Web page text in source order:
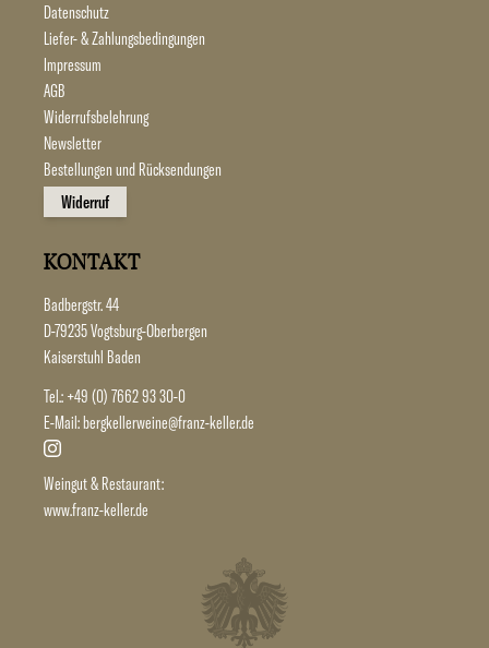
Datenschutz
Liefer- & Zahlungsbedingungen
Impressum
AGB
Widerrufsbelehrung
Newsletter
Bestellungen und Rücksendungen
Widerruf
KONTAKT
Badbergstr. 44
D-79235 Vogtsburg-Oberbergen
Kaiserstuhl Baden
Tel.: +49 (0) 7662 93 30-0
E-Mail:bergkellerweine@franz-keller.de
Weingut & Restaurant:
www.franz-keller.de